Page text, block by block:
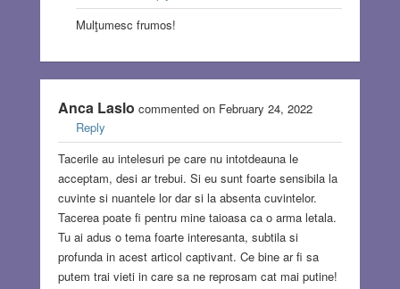
Mulţumesc frumos!
Anca Laslo commented on February 24, 2022
Reply
Tacerile au intelesuri pe care nu intotdeauna le
acceptam, desi ar trebui. Si eu sunt foarte sensibila la
cuvinte si nuantele lor dar si la absenta cuvintelor.
Tacerea poate fi pentru mine taioasa ca o arma letala.
Tu ai adus o tema foarte interesanta, subtila si
profunda in acest articol captivant. Ce bine ar fi sa
putem trai vieti in care sa ne reprosam cat mai putine!